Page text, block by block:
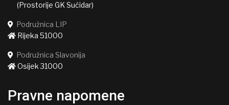
(Prostorije GK Sućidar)
Podružnica LIP
Rijeka 51000
Podružnica Slavonija
Osijek 31000
Pravne napomene